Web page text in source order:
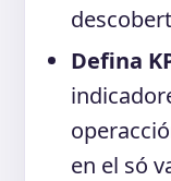
Defina
en el só